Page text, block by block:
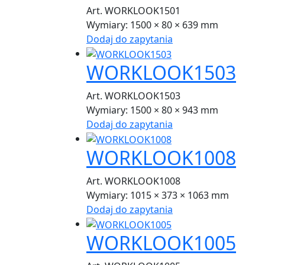
Art. WORKLOOK1501
Wymiary: 1500 × 80 × 639 mm
Dodaj do zapytania
WORKLOOK1503
Art. WORKLOOK1503
Wymiary: 1500 × 80 × 943 mm
Dodaj do zapytania
WORKLOOK1008
Art. WORKLOOK1008
Wymiary: 1015 × 373 × 1063 mm
Dodaj do zapytania
WORKLOOK1005